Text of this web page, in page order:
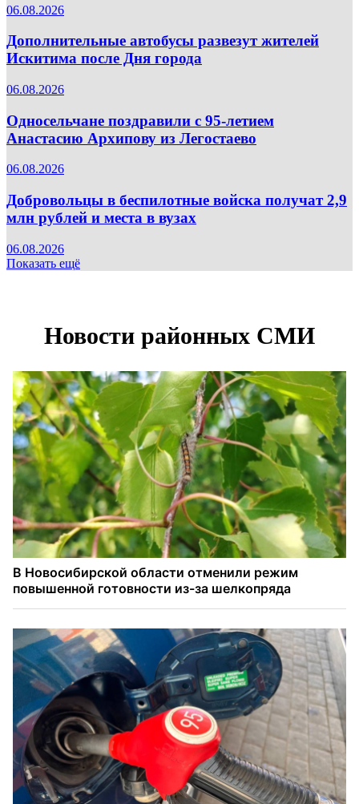
06.08.2026
Дополнительные автобусы развезут жителей
Искитима после Дня города
06.08.2026
Односельчане поздравили с 95-летием
Анастасию Архипову из Легостаево
06.08.2026
Добровольцы в беспилотные войска получат 2,9
млн рублей и места в вузах
06.08.2026
Показать ещё